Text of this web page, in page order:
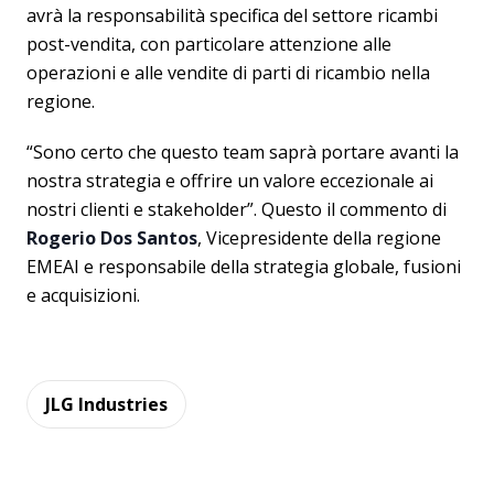
avrà la responsabilità specifica del settore ricambi
post-vendita, con particolare attenzione alle
operazioni e alle vendite di parti di ricambio nella
regione.
“Sono certo che questo team saprà portare avanti la
nostra strategia e offrire un valore eccezionale ai
nostri clienti e stakeholder”. Questo il commento di
Rogerio Dos Santos, Vicepresidente della regione
EMEAI e responsabile della strategia globale, fusioni
e acquisizioni.
JLG Industries